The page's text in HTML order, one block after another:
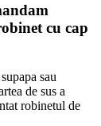
cu cap
sau
de sus a
robinetul de